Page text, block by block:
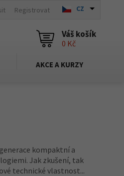
Registrovat CZ
Váš košík
0 Kč
AKCE A KURZY
kompaktní a
Jak zkušení, tak
technické vlastnost...